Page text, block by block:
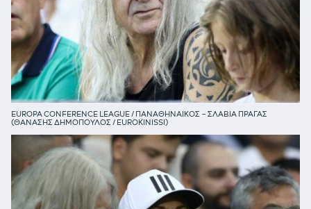
EUROPA CONFERENCE LEAGUE / ΠΑΝΑΘΗΝΑΙΚΟΣ – ΣΛΑΒΙΑ ΠΡΑΓΑΣ
(ΘΑΝΑΣΗΣ ΔΗΜΟΠΟΥΛΟΣ / EUROKINISSI)